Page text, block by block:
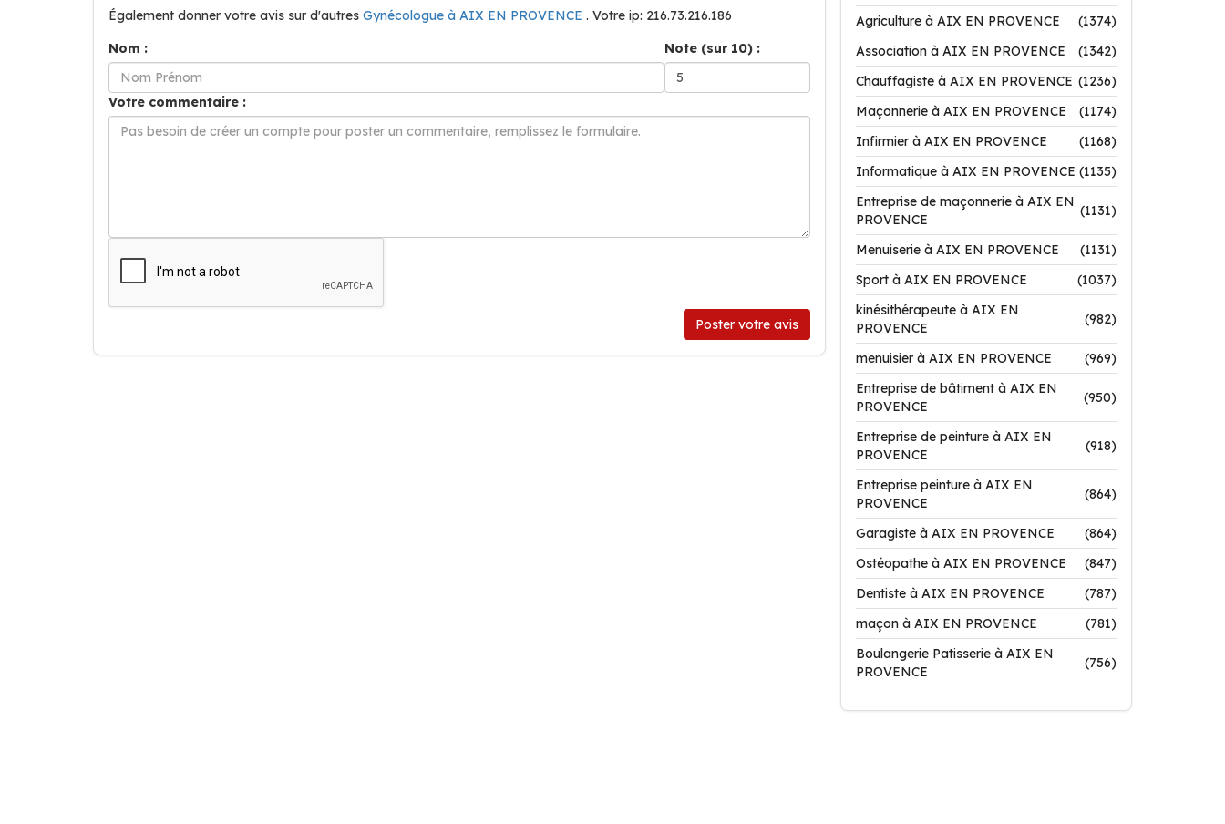
Également donner votre avis sur d'autres Gynécologue à AIX EN PROVENCE . Votre ip: 216.73.216.186
Nom :
Note (sur 10) :
Votre commentaire :
Poster votre avis
Agriculture à AIX EN PROVENCE
(1374)
Association à AIX EN PROVENCE
(1342)
Chauffagiste à AIX EN PROVENCE (1236)
Maçonnerie à AIX EN PROVENCE
(1174)
Infirmier à AIX EN PROVENCE
(1168)
Informatique à AIX EN PROVENCE (1135)
Entreprise de maçonnerie à AIX EN
PROVENCE
(1131)
Menuiserie à AIX EN PROVENCE
(1131)
Sport à AIX EN PROVENCE
(1037)
kinésithérapeute à AIX EN
PROVENCE
(982)
menuisier à AIX EN PROVENCE
(969)
Entreprise de bâtiment à AIX EN
PROVENCE
(950)
Entreprise de peinture à AIX EN
PROVENCE
(918)
Entreprise peinture à AIX EN
PROVENCE
(864)
Garagiste à AIX EN PROVENCE
(864)
Ostéopathe à AIX EN PROVENCE
(847)
Dentiste à AIX EN PROVENCE
(787)
maçon à AIX EN PROVENCE
(781)
Boulangerie Patisserie à AIX EN
PROVENCE
(756)